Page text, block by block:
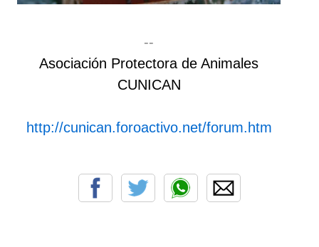
--
Asociación Protectora de Animales
CUNICAN
http://cunican.foroactivo.net/forum.htm